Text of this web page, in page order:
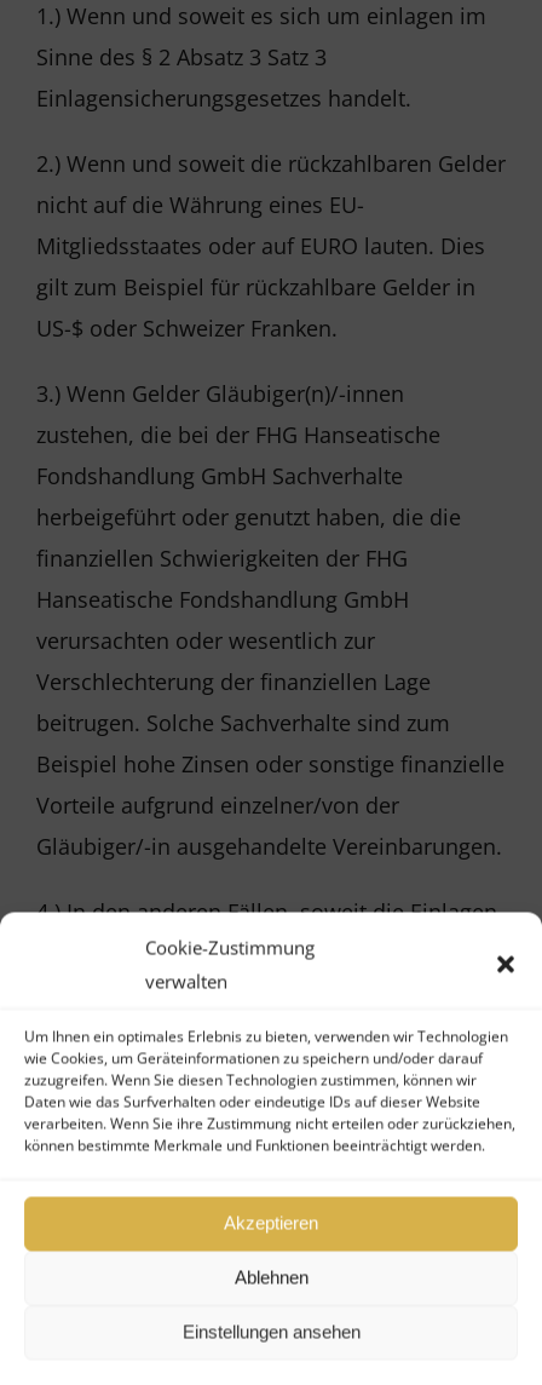
Cookie-Zustimmung
verwalten
Um Ihnen ein optimales Erlebnis zu bieten, verwenden wir Technologien
wie Cookies, um Geräteinformationen zu speichern und/oder darauf
zuzugreifen. Wenn Sie diesen Technologien zustimmen, können wir
Daten wie das Surfverhalten oder eindeutige IDs auf dieser Website
verarbeiten. Wenn Sie ihre Zustimmung nicht erteilen oder zurückziehen,
können bestimmte Merkmale und Funktionen beeinträchtigt werden.
Akzeptieren
Ablehnen
Einstellungen ansehen
1.) Wenn und soweit es sich um einlagen im
Sinne des § 2 Absatz 3 Satz 3
Einlagensicherungsgesetzes handelt.
2.) Wenn und soweit die rückzahlbaren Gelder
nicht auf die Währung eines EU-
Mitgliedsstaates oder auf EURO lauten. Dies
gilt zum Beispiel für rückzahlbare Gelder in
US-$ oder Schweizer Franken.
3.) Wenn Gelder Gläubiger(n)/-innen
zustehen, die bei der FHG Hanseatische
Fondshandlung GmbH Sachverhalte
herbeigeführt oder genutzt haben, die die
finanziellen Schwierigkeiten der FHG
Hanseatische Fondshandlung GmbH
verursachten oder wesentlich zur
Verschlechterung der finanziellen Lage
beitrugen. Solche Sachverhalte sind zum
Beispiel hohe Zinsen oder sonstige finanzielle
Vorteile aufgrund einzelner/von der
Gläubiger/-in ausgehandelte Vereinbarungen.
4.) In den anderen Fällen, soweit die Einlagen
oder Gelder des/ der Gläubiger(s)/-in die
jeweils maßgebliche Obergrenze übersteigen.
Unser Status gemäß § 15 des
Wertpapierinstitutsgesetzes
(WpIG):
Erlaubnisumfang gemäß § 15 des
Wertpapierinstitutsgesetzes (WpIG):
Anlagevermittlung (§ 2 Abs. 2 Nr. 3 WpIG)
Anlageberatung (§ 2 Abs. 2 Nr. 4 WpIG)